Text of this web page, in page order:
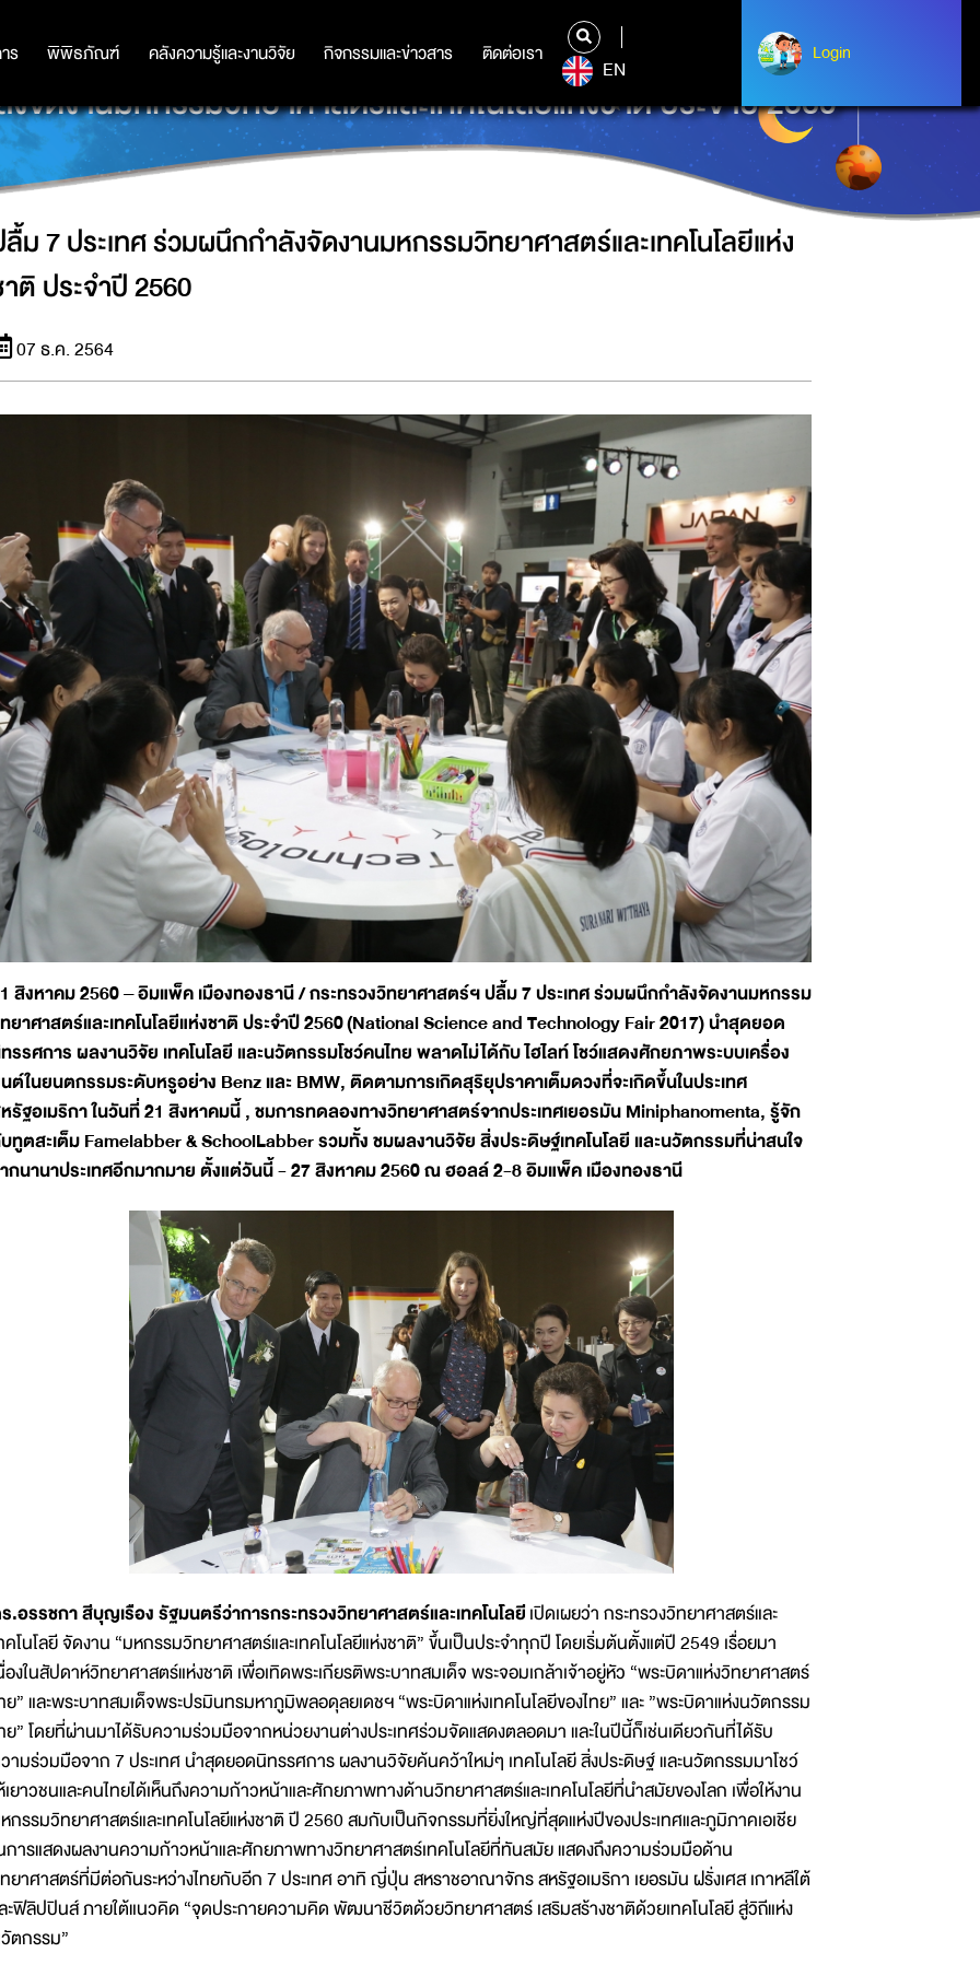
ร พิพิธภัณฑ์ คลังความรู้และงานวิจัย กิจกรรมและข่าวสาร ติดต่อเรา
ร พิพิธภัณฑ์ คลังความรู้และงานวิจัย กิจกรรมและข่าวสาร ติดต่อเรา
EN
Login
Login
จัดงานมหกรรมวิทยาศาสตร์และเทคโนโลยีแห่งชาติ ประจำปี 2560
ม 7 ประเทศ ร่วมผนึกกำลังจัดงานมหกรรมวิทยาศาสตร์และเทคโนโลยีแห่ง
ติ ประจำปี 2560
07 ธ.ค. 2564
สิงหาคม 2560 – อิมแพ็ค เมืองทองธานี / กระทรวงวิทยาศาสตร์ฯ ปลื้ม 7 ประเทศ ร่วมผนึกกำลังจัดงานมหกรรม
ยาศาสตร์และเทคโนโลยีแห่งชาติ ประจำปี 2560 (National Science and Technology Fair 2017) นำสุดยอด
รรศการ ผลงานวิจัย เทคโนโลยี และนวัตกรรมโชว์คนไทย พลาดไม่ได้กับ ไฮไลท์ โชว์แสดงศักยภาพระบบเครื่อง
ต์ในยนตกรรมระดับหรูอย่าง Benz และ BMW, ติดตามการเกิดสุริยุปราคาเต็มดวงที่จะเกิดขึ้นในประเทศ
รัฐอเมริกา ในวันที่ 21 สิงหาคมนี้ , ชมการทดลองทางวิทยาศาสตร์จากประเทศเยอรมัน Miniphanomenta, รู้จัก
ทูตสะเต็ม Famelabber & SchoolLabber รวมทั้ง ชมผลงานวิจัย สิ่งประดิษฐ์เทคโนโลยี และนวัตกรรมที่น่าสนใจ
กนานาประเทศอีกมากมาย ตั้งแต่วันนี้ - 27 สิงหาคม 2560 ณ ฮอลล์ 2-8 อิมแพ็ค เมืองทองธานี
.อรรชกา สีบุญเรือง รัฐมนตรีว่าการกระทรวงวิทยาศาสตร์และเทคโนโลยีเปิดเผยว่า กระทรวงวิทยาศาสตร์และ
คโนโลยี จัดงาน “มหกรรมวิทยาศาสตร์และเทคโนโลยีแห่งชาติ” ขึ้นเป็นประจำทุกปี โดยเริ่มต้นตั้งแต่ปี 2549 เรื่อยมา
องในสัปดาห์วิทยาศาสตร์แห่งชาติ เพื่อเทิดพระเกียรติพระบาทสมเด็จ พระจอมเกล้าเจ้าอยู่หัว “พระบิดาแห่งวิทยาศาสตร์
ย” และพระบาทสมเด็จพระปรมินทรมหาภูมิพลอดุลยเดชฯ “พระบิดาแห่งเทคโนโลยีของไทย” และ ”พระบิดาแห่งนวัตกรรม
ย” โดยที่ผ่านมาได้รับความร่วมมือจากหน่วยงานต่างประเทศร่วมจัดแสดงตลอดมา และในปีนี้ก็เช่นเดียวกันที่ได้รับ
ามร่วมมือจาก 7 ประเทศ นำสุดยอดนิทรรศการ ผลงานวิจัยค้นคว้าใหม่ๆ เทคโนโลยี สิ่งประดิษฐ์ และนวัตกรรมมาโชว์
เยาวชนและคนไทยได้เห็นถึงความก้าวหน้าและศักยภาพทางด้านวิทยาศาสตร์และเทคโนโลยีที่นำสมัยของโลก เพื่อให้งาน
กรรมวิทยาศาสตร์และเทคโนโลยีแห่งชาติ ปี 2560 สมกับเป็นกิจกรรมที่ยิ่งใหญ่ที่สุดแห่งปีของประเทศและภูมิภาคเอเชีย
การแสดงผลงานความก้าวหน้าและศักยภาพทางวิทยาศาสตร์เทคโนโลยีที่ทันสมัย แสดงถึงความร่วมมือด้าน
ยาศาสตร์ที่มีต่อกันระหว่างไทยกับอีก 7 ประเทศ อาทิ ญี่ปุ่น สหราชอาณาจักร สหรัฐอเมริกา เยอรมัน ฝรั่งเศส เกาหลีใต้
ะฟิลิปปินส์ ภายใต้แนวคิด “จุดประกายความคิด พัฒนาชีวิตด้วยวิทยาศาสตร์ เสริมสร้างชาติด้วยเทคโนโลยี สู่วิถีแห่ง
ตกรรม”